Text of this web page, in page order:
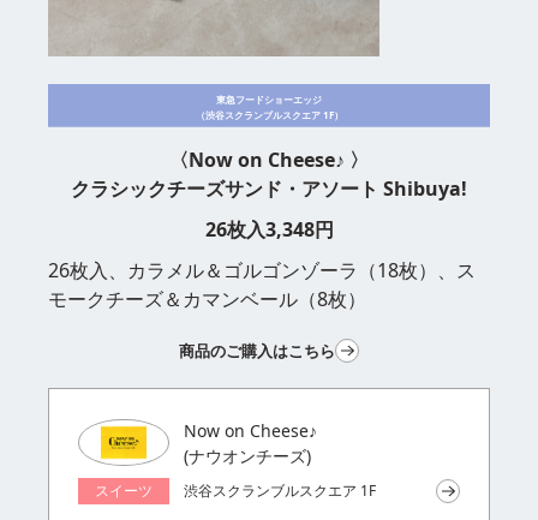
東急フードショーエッジ
（渋谷スクランブルスクエア 1F）
〈Now on Cheese♪ 〉
クラシックチーズサンド・アソート Shibuya!
26枚入3,348円
26枚入、カラメル＆ゴルゴンゾーラ（18枚）、ス
モークチーズ＆カマンベール（8枚）
商品のご購入はこちら
Now on Cheese♪
(ナウオンチーズ)
スイーツ 渋谷スクランブルスクエア 1F